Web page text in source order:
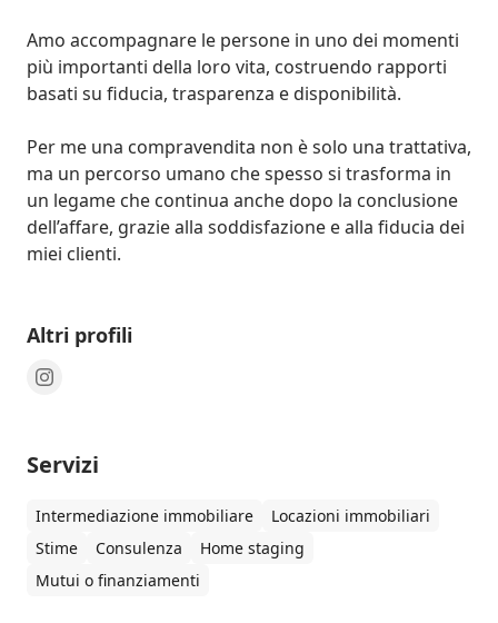
Amo accompagnare le persone in uno dei momenti
più importanti della loro vita, costruendo rapporti
basati su fiducia, trasparenza e disponibilità.
Per me una compravendita non è solo una trattativa,
ma un percorso umano che spesso si trasforma in
un legame che continua anche dopo la conclusione
dell’affare, grazie alla soddisfazione e alla fiducia dei
miei clienti.
Altri profili
Servizi
Intermediazione immobiliare
Locazioni immobiliari
Stime
Consulenza
Home staging
Mutui o finanziamenti